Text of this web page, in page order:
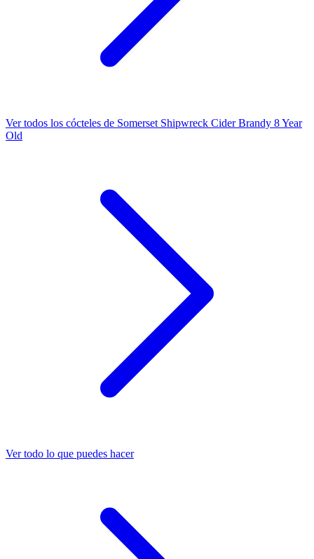
Ver todos los cócteles de Somerset Shipwreck Cider Brandy 8 Year
Old
Ver todo lo que puedes hacer